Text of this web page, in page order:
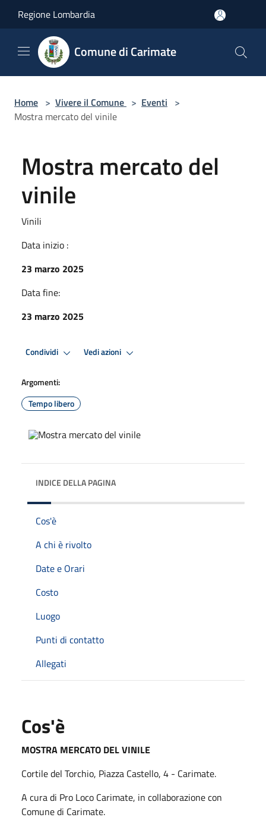
Regione Lombardia
Comune di Carimate
Home > Vivere il Comune > Eventi >
Mostra mercato del vinile
Mostra mercato del
vinile
Vinili
Data inizio :
23 marzo 2025
Data fine:
23 marzo 2025
Condividi Vedi azioni
Argomenti:
Tempo libero
INDICE DELLA PAGINA
Cos'è
A chi è rivolto
Date e Orari
Costo
Luogo
Punti di contatto
Allegati
Cos'è
MOSTRA MERCATO DEL VINILE
Cortile del Torchio, Piazza Castello, 4 - Carimate.
A cura di Pro Loco Carimate, in collaborazione con
Comune di Carimate.